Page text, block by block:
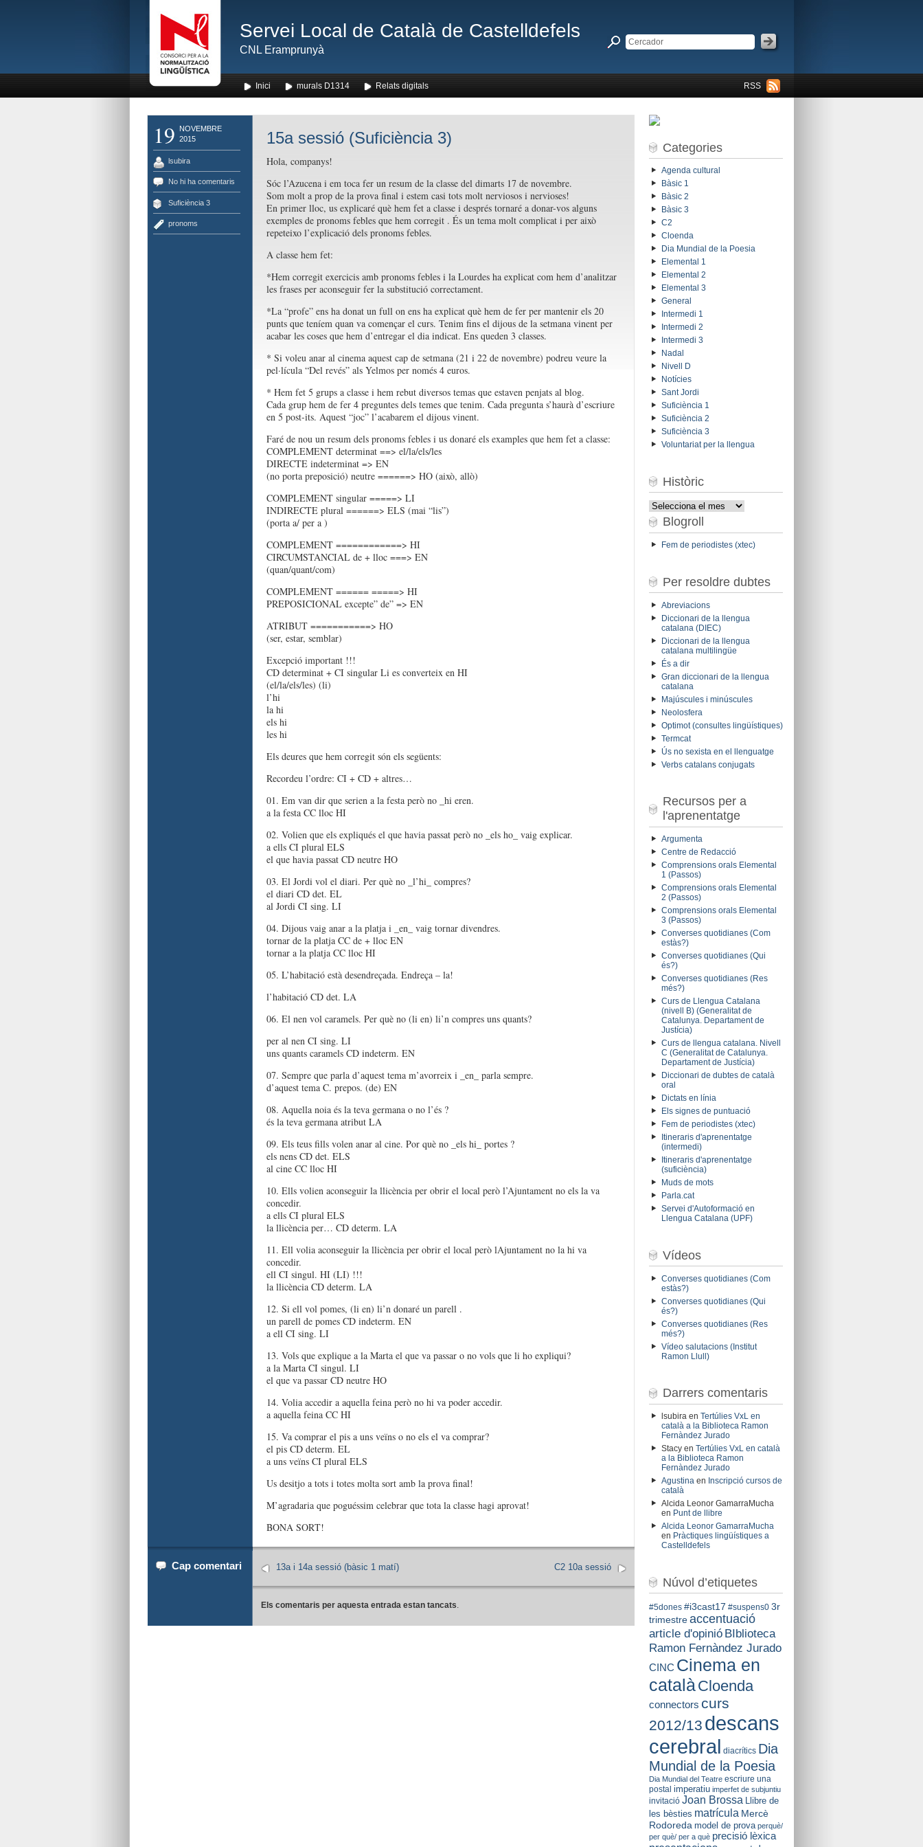
Servei Local de Català de Castelldefels
CNL Eramprunyà
RSS
Inici murals D1314 Relats digitals
19
NOVEMBRE
2015
lsubira
No hi ha comentaris
Suficiència 3
pronoms
15a sessió (Suficiència 3)
Hola, companys!
Sóc l’Azucena i em toca fer un resum de la classe del dimarts 17 de novembre.
Som molt a prop de la prova final i estem casi tots molt nerviosos i nervioses!
En primer lloc, us explicaré què hem fet a classe i després tornaré a donar-vos alguns
exemples de pronoms febles que hem corregit . És un tema molt complicat i per això
repeteixo l’explicació dels pronoms febles.
A classe hem fet:
*Hem corregit exercicis amb pronoms febles i la Lourdes ha explicat com hem d’analitzar
les frases per aconseguir fer la substitució correctament.
*La “profe” ens ha donat un full on ens ha explicat què hem de fer per mantenir els 20
punts que teníem quan va començar el curs. Tenim fins el dijous de la setmana vinent per
acabar les coses que hem d’entregar el dia indicat. Ens queden 3 classes.
* Si voleu anar al cinema aquest cap de setmana (21 i 22 de novembre) podreu veure la
pel·lícula “Del revés” als Yelmos per només 4 euros.
* Hem fet 5 grups a classe i hem rebut diversos temas que estaven penjats al blog.
Cada grup hem de fer 4 preguntes dels temes que tenim. Cada pregunta s’haurà d’escriure
en 5 post-its. Aquest “joc” l’acabarem el dijous vinent.
Faré de nou un resum dels pronoms febles i us donaré els examples que hem fet a classe:
COMPLEMENT determinat ==> el/la/els/les
DIRECTE indeterminat => EN
(no porta preposició) neutre ======> HO (això, allò)
COMPLEMENT singular =====> LI
INDIRECTE plural ======> ELS (mai “lis”)
(porta a/ per a )
COMPLEMENT ============> HI
CIRCUMSTANCIAL de + lloc ===> EN
(quan/quant/com)
COMPLEMENT ====== =====> HI
PREPOSICIONAL excepte” de” => EN
ATRIBUT ===========> HO
(ser, estar, semblar)
Excepció important !!!
CD determinat + CI singular Li es converteix en HI
(el/la/els/les) (li)
l’hi
la hi
els hi
les hi
Els deures que hem corregit són els següents:
Recordeu l’ordre: CI + CD + altres…
01. Em van dir que serien a la festa però no _hi eren.
a la festa CC lloc HI
02. Volien que els expliqués el que havia passat però no _els ho_ vaig explicar.
a ells CI plural ELS
el que havia passat CD neutre HO
03. El Jordi vol el diari. Per què no _l’hi_ compres?
el diari CD det. EL
al Jordi CI sing. LI
04. Dijous vaig anar a la platja i _en_ vaig tornar divendres.
tornar de la platja CC de + lloc EN
tornar a la platja CC lloc HI
05. L’habitació està desendreçada. Endreça – la!
l’habitació CD det. LA
06. El nen vol caramels. Per què no (li en) li’n compres uns quants?
per al nen CI sing. LI
uns quants caramels CD indeterm. EN
07. Sempre que parla d’aquest tema m’avorreix i _en_ parla sempre.
d’aquest tema C. prepos. (de) EN
08. Aquella noia és la teva germana o no l’és ?
és la teva germana atribut LA
09. Els teus fills volen anar al cine. Por què no _els hi_ portes ?
els nens CD det. ELS
al cine CC lloc HI
10. Ells volien aconseguir la llicència per obrir el local però l’Ajuntament no els la va
concedir.
a ells CI plural ELS
la llicència per… CD determ. LA
11. Ell volia aconseguir la llicència per obrir el local però lAjuntament no la hi va
concedir.
ell CI singul. HI (LI) !!!
la llicència CD determ. LA
12. Si ell vol pomes, (li en) li’n donaré un parell .
un parell de pomes CD indeterm. EN
a ell CI sing. LI
13. Vols que explique a la Marta el que va passar o no vols que li ho expliqui?
a la Marta CI singul. LI
el que va passar CD neutre HO
14. Volia accedir a aquella feina però no hi va poder accedir.
a aquella feina CC HI
15. Va comprar el pis a uns veïns o no els el va comprar?
el pis CD determ. EL
a uns veïns CI plural ELS
Us desitjo a tots i totes molta sort amb la prova final!
M’agradaria que poguéssim celebrar que tota la classe hagi aprovat!
BONA SORT!
Cap comentari C2 10a sessió
13a i 14a sessió (bàsic 1 matí)
Els comentaris per aquesta entrada estan tancats.
Categories
Agenda cultural
Bàsic 1
Bàsic 2
Bàsic 3
C2
Cloenda
Dia Mundial de la Poesia
Elemental 1
Elemental 2
Elemental 3
General
Intermedi 1
Intermedi 2
Intermedi 3
Nadal
Nivell D
Notícies
Sant Jordi
Suficiència 1
Suficiència 2
Suficiència 3
Voluntariat per la llengua
Històric
Històric
Blogroll
Fem de periodistes (xtec)
Per resoldre dubtes
Abreviacions
Diccionari de la llengua
catalana (DIEC)
Diccionari de la llengua
catalana multilingüe
És a dir
Gran diccionari de la llengua
catalana
Majúscules i minúscules
Neolosfera
Optimot (consultes lingüístiques)
Termcat
Ús no sexista en el llenguatge
Verbs catalans conjugats
Recursos per a
l'aprenentatge
Argumenta
Centre de Redacció
Comprensions orals Elemental
1 (Passos)
Comprensions orals Elemental
2 (Passos)
Comprensions orals Elemental
3 (Passos)
Converses quotidianes (Com
estàs?)
Converses quotidianes (Qui
és?)
Converses quotidianes (Res
més?)
Curs de Llengua Catalana
(nivell B) (Generalitat de
Catalunya. Departament de
Justícia)
Curs de llengua catalana. Nivell
C (Generalitat de Catalunya.
Departament de Justícia)
Diccionari de dubtes de català
oral
Dictats en línia
Els signes de puntuació
Fem de periodistes (xtec)
Itineraris d'aprenentatge
(intermedi)
Itineraris d'aprenentatge
(suficiència)
Muds de mots
Parla.cat
Servei d'Autoformació en
Llengua Catalana (UPF)
Vídeos
Converses quotidianes (Com
estàs?)
Converses quotidianes (Qui
és?)
Converses quotidianes (Res
més?)
Vídeo salutacions (Institut
Ramon Llull)
Darrers comentaris
lsubiraen Tertúlies VxL en
català a la Biblioteca Ramon
Fernàndez Jurado
Stacyen Tertúlies VxL en català
a la Biblioteca Ramon
Fernàndez Jurado
Agustinaen Inscripció cursos de
català
Alcida Leonor GamarraMucha
en Punt de llibre
Alcida Leonor GamarraMucha
en Pràctiques lingüístiques a
Castelldefels
Núvol d’etiquetes
#5dones #i3cast17 #suspens0 3r
trimestre accentuació
article d'opinió BIblioteca
Ramon Fernàndez Jurado
CINC Cinema en
catalàCloenda
connectors curs
2012/13 descans
cerebral diacrítics Dia
Mundial de la Poesia
Dia Mundial del Teatre escriure una
postal imperatiu imperfet de subjuntiu
invitació Joan Brossa
Llibre de
les bèsties matrícula Mercè
Rodoreda model de prova perquè/
per què/ per a què precisió lèxica